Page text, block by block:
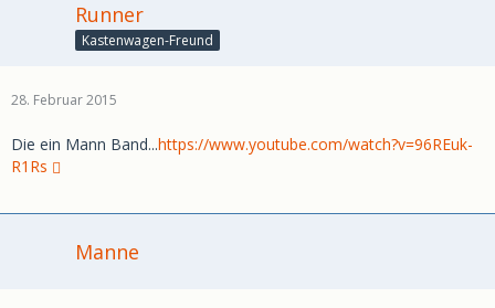
Runner
Kastenwagen-Freund
28. Februar 2015
Die ein Mann Band...https://www.youtube.com/watch?v=96REuk-
R1Rs
Manne